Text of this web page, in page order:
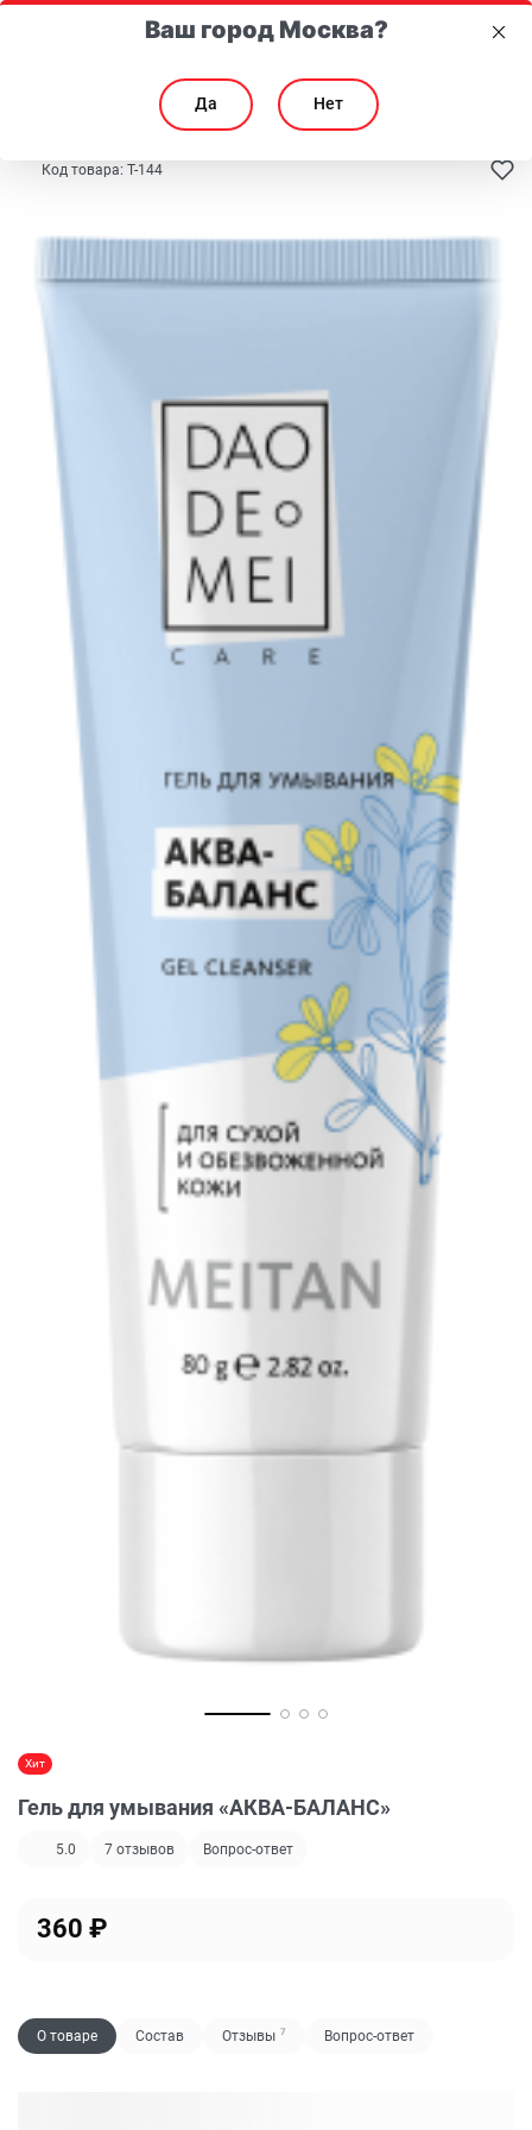
Для лица Специальный уход
Гель для умывания «АКВА-БАЛАНС»
5.0 7 отзывов Вопрос-ответ
Код товара: T-144
Хит
360 ₽
О товаре Состав Отзывы 7 Вопрос-ответ
Ваш город Москва?
Да Нет